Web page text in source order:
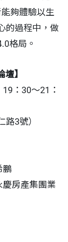
夠體驗以生
的過程中，做
格局。
】
：30～21：
3號）
鵬
房產集團業